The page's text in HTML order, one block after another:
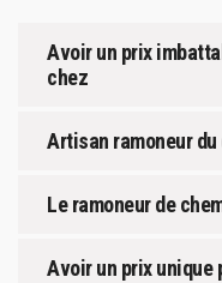
Avoir un prix
chez
Artisan ramoneur
Le ramoneur de
Avoir un prix unique